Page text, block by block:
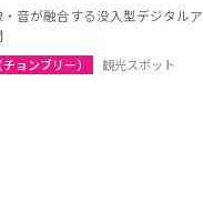
音が融合する没入型デジタルア
ョンブリー） 観光スポット